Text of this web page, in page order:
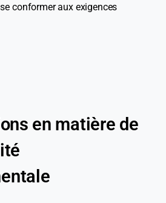
conformer aux exigences
en matière de